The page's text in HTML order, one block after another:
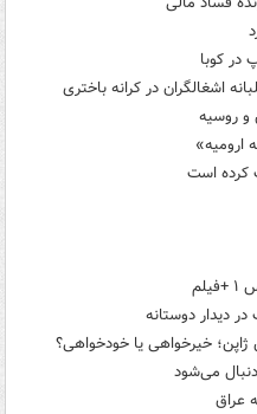
در کوبا
اشغالگران در کرانه باختری
و روسیه
ارومیه»
کرده است
دیدار دوستانه
ژاپن؛ خیرخواهی یا خودخواهی؟
می‌شود
عراق